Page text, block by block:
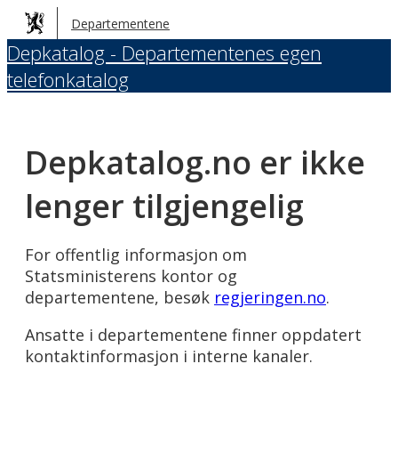
Hopp
til
hovedinnhold
Departementene
Depkatalog - Departementenes egen
telefonkatalog
Depkatalog.no er ikke
lenger tilgjengelig
For offentlig informasjon om
Statsministerens kontor og
departementene, besøk regjeringen.no.
Ansatte i departementene finner oppdatert
kontaktinformasjon i interne kanaler.